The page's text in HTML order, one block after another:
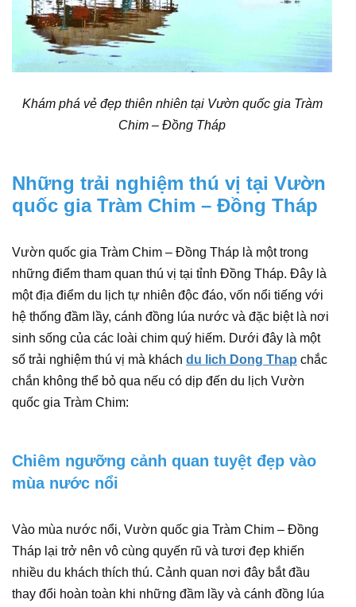
Khám phá vẻ đẹp thiên nhiên tại Vườn quốc gia Tràm
Chim – Đồng Tháp
Những trải nghiệm thú vị tại Vườn
quốc gia Tràm Chim – Đồng Tháp
Vườn quốc gia Tràm Chim – Đồng Tháp là một trong
những điểm tham quan thú vị tại tỉnh Đồng Tháp. Đây là
một địa điểm du lịch tự nhiên độc đáo, vốn nổi tiếng với
hệ thống đầm lầy, cánh đồng lúa nước và đặc biệt là nơi
sinh sống của các loài chim quý hiếm. Dưới đây là một
số trải nghiệm thú vị mà khách du lich Dong Thap chắc
chắn không thể bỏ qua nếu có dịp đến du lịch Vườn
quốc gia Tràm Chim:
Chiêm ngưỡng cảnh quan tuyệt đẹp vào
mùa nước nổi
Vào mùa nước nổi, Vườn quốc gia Tràm Chim – Đồng
Tháp lại trở nên vô cùng quyến rũ và tươi đẹp khiến
nhiều du khách thích thú. Cảnh quan nơi đây bắt đầu
thay đổi hoàn toàn khi những đầm lầy và cánh đồng lúa